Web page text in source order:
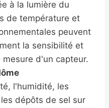
à la lumière du
de température et
peuvent
la sensibilité et
d'un capteur.
l'humidité, les
dépôts de sel sur